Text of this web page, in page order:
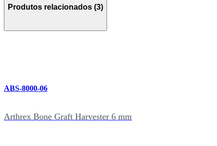
Produtos relacionados (3)
ABS-8000-06
Arthrex Bone Graft Harvester 6 mm